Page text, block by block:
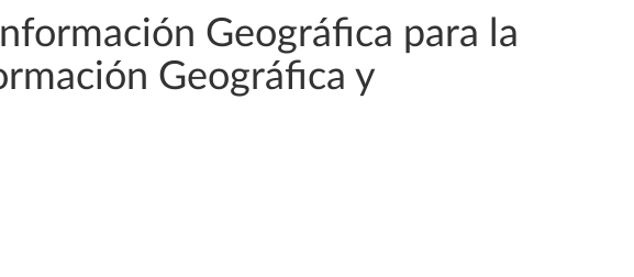
Geográfica para la
Geográfica y